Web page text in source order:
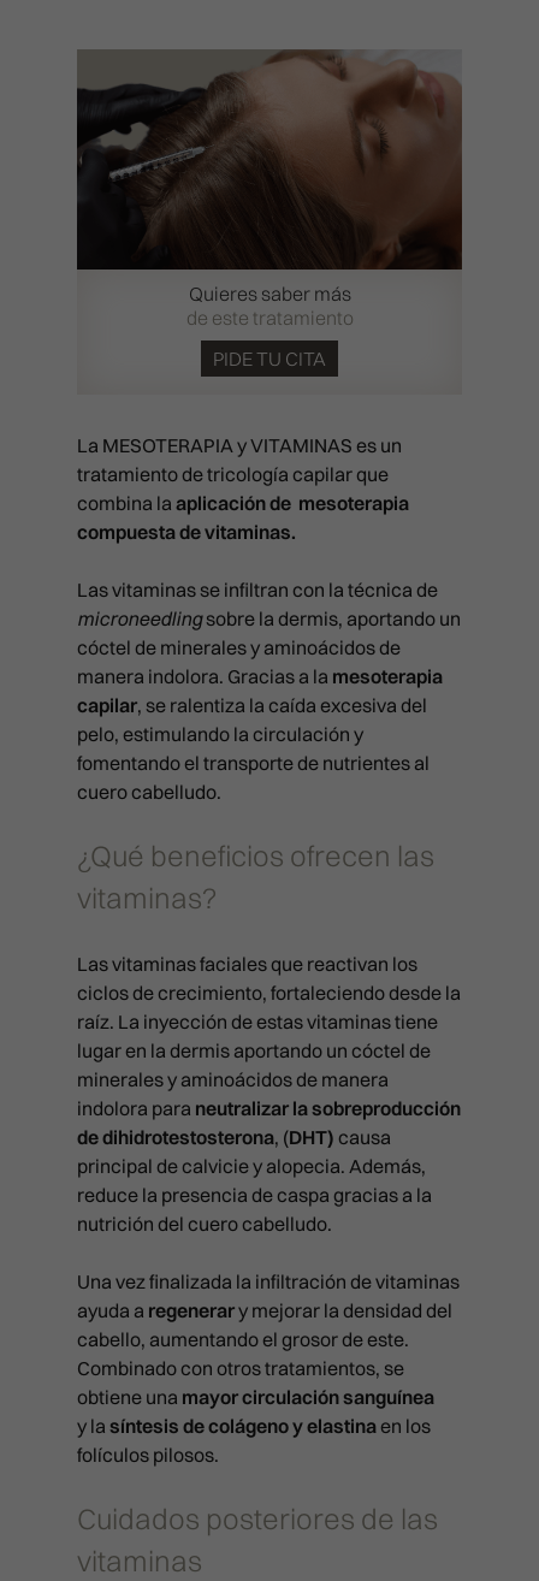
La MESOTERAPIA y VITAMINAS es un
tratamiento de tricología capilar que
combina la aplicación de mesoterapia
compuesta de vitaminas.
Las vitaminas se infiltran con la técnica de
microneedlingsobre la dermis, aportando un
cóctel de minerales y aminoácidos de
manera indolora. Gracias a la mesoterapia
capilar, se ralentiza la caída excesiva del
pelo, estimulando la circulación y
fomentando el transporte de nutrientes al
cuero cabelludo.
¿Qué beneficios ofrecen las
vitaminas?
Las vitaminas faciales que reactivan los
ciclos de crecimiento, fortaleciendo desde la
raíz. La inyección de estas vitaminas tiene
lugar en la dermis aportando un cóctel de
minerales y aminoácidos de manera
indolora para neutralizar la sobreproducción
de dihidrotestosterona, (DHT) causa
principal de calvicie y alopecia. Además,
reduce la presencia de caspa gracias a la
nutrición del cuero cabelludo.
Una vez finalizada la infiltración de vitaminas
ayuda a regenerary mejorar la densidad del
cabello, aumentando el grosor de este.
Combinado con otros tratamientos, se
obtiene una mayor circulación sanguínea
y la síntesis de colágeno y elastinaen los
folículos pilosos.
Cuidados posteriores de las
vitaminas
Quieres saber más
de este tratamiento
PIDE TU CITA
TRATAMIENTOS MÉDICOS
FULL FACE
BLANCHING (ARRUGAS)
BRUXISMO
CAT EYES
CÓDIGO DE BARRAS
HILOS TENSORES
HYDRA BOOST
LABIOS
LÍNEAS DE MARIONETA
MEDICINA ESTÉTICA CORPORAL
HIPERHIDROSIS
MESOTERAPIA
PICOLÁSER: ELIMINACIÓN DE
TRATAMIENTOS
LIMPIEZAS MANUALES
RITUAL SUBLIME
APARATOLOGÍA FACIAL
SKIN DIAMOND
PACK SPLENDOR
PACK BLACK DIAMOND
BLACK DIAMOND
DERMAPEN
LÁSER LIGHT
LÁSER SPLENDOR
APARATOLOGÍA CORPORAL
RADIOFRECUENCIA X-FULL
RADIOFRECUENCIA LEGACY
REJUVENECIMIENTO DE
CAVITACIÓN
COOLTECH
PRESOTERAPIA
CAPILAR
TRICOLOGÍA Y PROTOCOLOS
EXOSOMAS
LLLT (LÁSER BAJA POTENCIA)
PRP CAPILAR
PROTOCOLOS ESTÉTICOS
SKINIFICACIÓN CAPILAR
PACKS
PACK SPLENDOR
PACK LIFT
PACK BLACK DIAMOND
CURSOS
CONTACTO
MADRID
LAS PALMAS
ATENCIÓN AL PACIENTE
CLÍNICA EN MADRID